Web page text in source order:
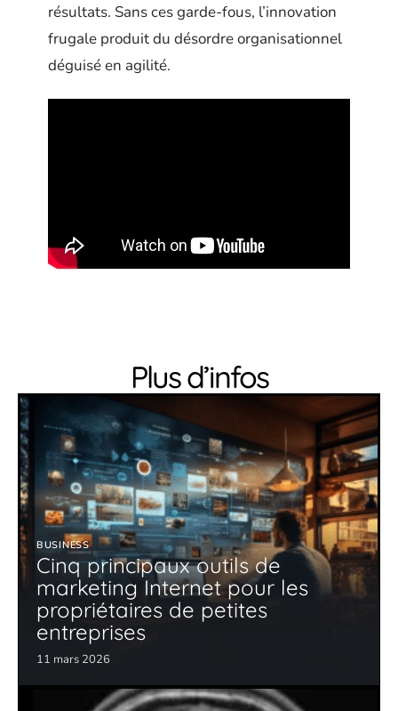
résultats. Sans ces garde-fous, l’innovation
frugale produit du désordre organisationnel
déguisé en agilité.
Plus d’infos
BUSINESS
Cinq principaux outils de
marketing Internet pour les
propriétaires de petites
entreprises
11 mars 2026